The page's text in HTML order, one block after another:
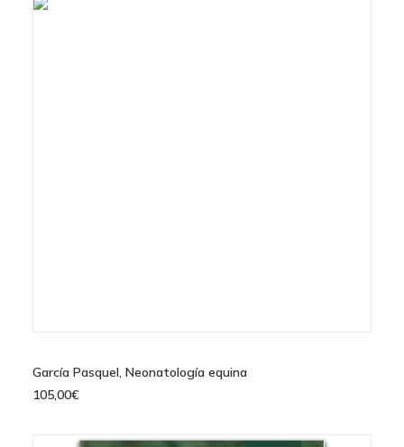
AÑADIR AL CARRITO
García Pasquel, Neonatología equina
105,00€